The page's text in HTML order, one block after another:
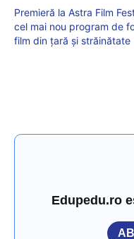
Premieră la Astra Film
cel mai nou program de
film din țară și străinătate
Edupedu.ro